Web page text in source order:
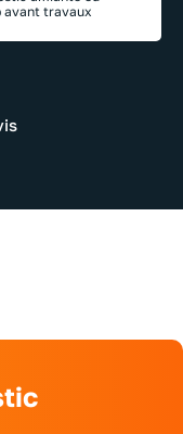
avant travaux